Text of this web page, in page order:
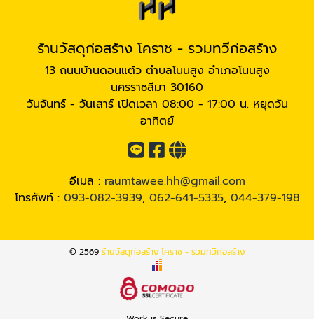
ร้านวัสดุก่อสร้าง โคราช - รวมทวีก่อสร้าง
13 ถนนบ้านดอนแต้ว ตำบลโนนสูง อำเภอโนนสูง
นครราชสีมา 30160
วันจันทร์ - วันเสาร์ เปิดเวลา 08:00 - 17:00 น. หยุดวัน
อาทิตย์
อีเมล : raumtawee.hh@gmail.com
โทรศัพท์ : 093-082-3939, 062-641-5335, 044-379-198
© 2569 ร้านวัสดุก่อสร้าง โคราช - รวมทวีก่อสร้าง